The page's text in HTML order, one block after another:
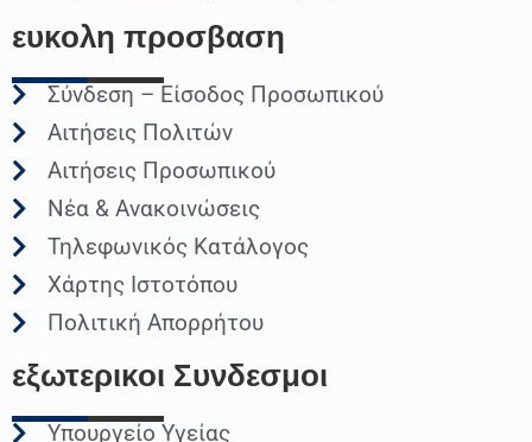
ευκολη προσβαση
Σύνδεση – Είσοδος Προσωπικού
Αιτήσεις Πολιτών
Αιτήσεις Προσωπικού
Νέα & Ανακοινώσεις
Τηλεφωνικός Κατάλογος
Χάρτης Ιστοτόπου
Πολιτική Απορρήτου
εξωτερικοι Συνδεσμοι
Υπουργείο Υγείας